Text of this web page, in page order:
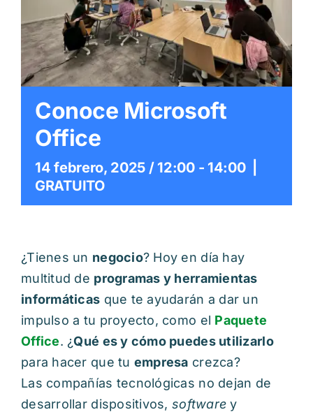
Mediateca
Buscar:
Conoce Microsoft
Office
14 febrero, 2025 / 12:00- 14:00
GRATUITO
¿Tienes un negocio? Hoy en día hay
multitud de programas y herramientas
informáticas que te ayudarán a dar un
impulso a tu proyecto, como el Paquete
Office. ¿Qué es y cómo puedes utilizarlo
para hacer que tu empresa crezca?
Las compañías tecnológicas no dejan de
desarrollar dispositivos,software y